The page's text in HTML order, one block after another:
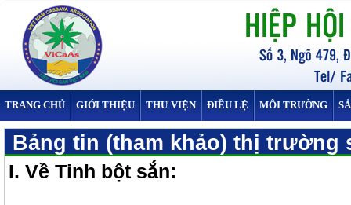
TRANG CHỦ GIỚI THIỆU THƯ VIỆN ĐIỀU LỆ MÔI TRƯỜNG
Bảng tin (tham khảo) thị trường
I. Về Tinh bột sắn: